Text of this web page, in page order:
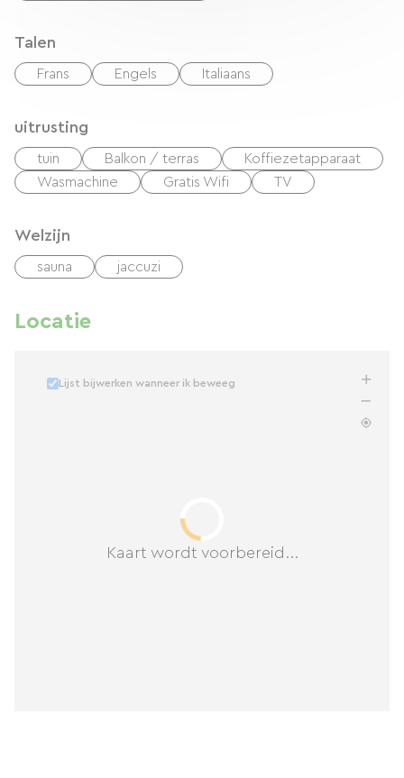
Nous serons ravis de vous accueillir dans ce
Talen
Frans Engels Italiaans
uitrusting
tuin Balkon / terras
Koffiezetapparaat
Wasmachine
Gratis Wifi TV
Welzijn
sauna jaccuzi
Locatie
Kaart wordt voorbereid...
Lijst bijwerken wanneer ik beweeg